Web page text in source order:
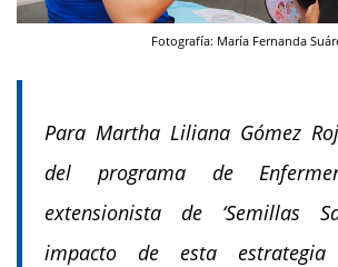
Fotografía: María Fernanda
Para Martha Liliana Gómez
del programa de
extensionista de ‘Semillas
impacto de esta